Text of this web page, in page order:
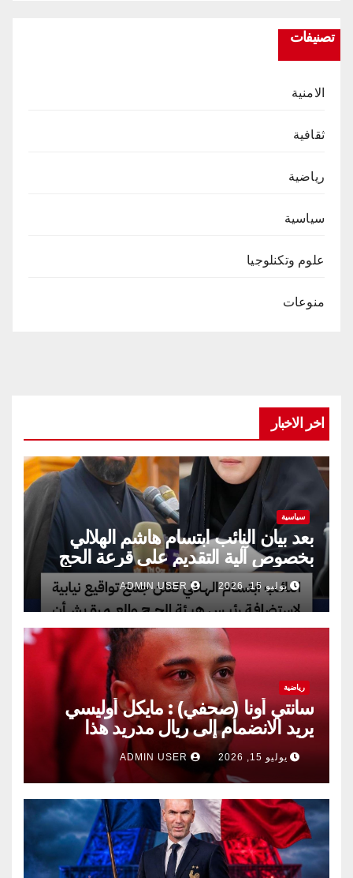
تصنيفات
الامنية
ثقافية
رياضية
سياسية
علوم وتكنلوجيا
منوعات
اخر الاخبار
سياسية
بعد بيان النائب ابتسام هاشم الهلالي
بخصوص آلية التقديم على قرعة الحج
يوليو 15, 2026
رياضية
سانتي أونا (صحفي) : مايكل أوليسي
يريد الانضمام إلى ريال مدريد هذا
الصيف.
يوليو 15, 2026 ADMIN USER